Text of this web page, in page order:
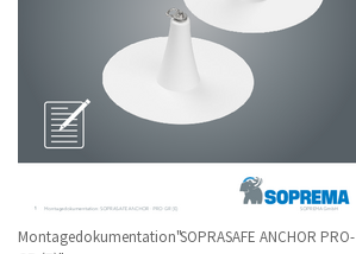
Montagedokumentation"SOPRASAFE ANCHOR PRO-